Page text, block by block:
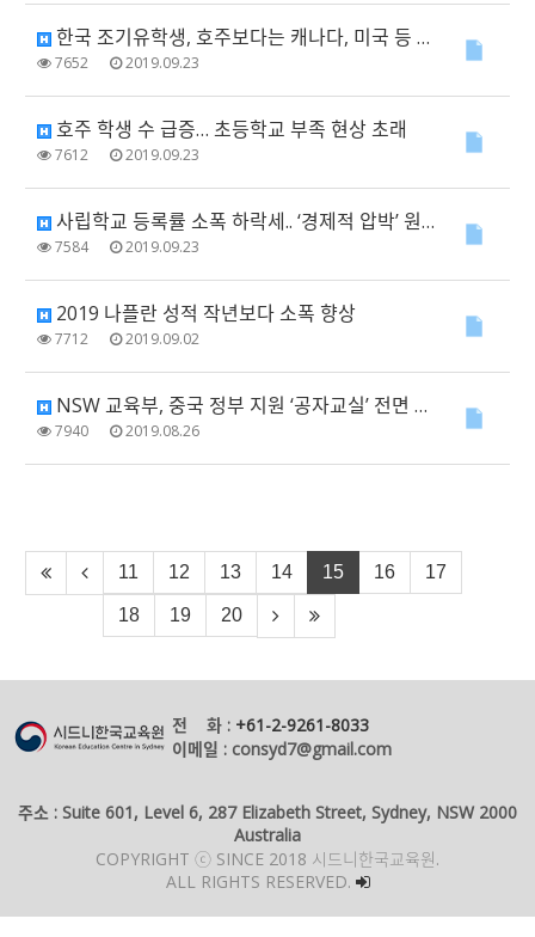
한국 조기유학생, 호주보다는 캐나다, 미국 등 선호
7652 2019.09.23
호주 학생 수 급증… 초등학교 부족 현상 초래
7612 2019.09.23
사립학교 등록률 소폭 하락세.. ‘경제적 압박’ 원인
7584 2019.09.23
2019 나플란 성적 작년보다 소폭 향상
7712 2019.09.02
NSW 교육부, 중국 정부 지원 ‘공자교실’ 전면 폐지
7940 2019.08.26
11 12 13 14 15 16 17
18 19 20
전 화 : +61-2-9261-8033
이메일 : consyd7@gmail.com
주소 : Suite 601, Level 6, 287 Elizabeth Street, Sydney, NSW 2000
Australia
COPYRIGHT ⓒ SINCE 2018 시드니한국교육원.
ALL RIGHTS RESERVED.